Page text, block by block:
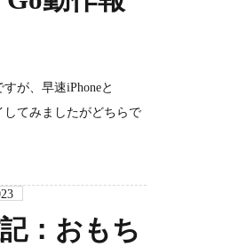
が、早速iPhoneと
してみましたがどちらで
：おもち